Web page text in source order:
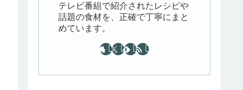
テレビ番組で紹介されたレシピや
話題の食材を、正確で丁寧にまと
めています。